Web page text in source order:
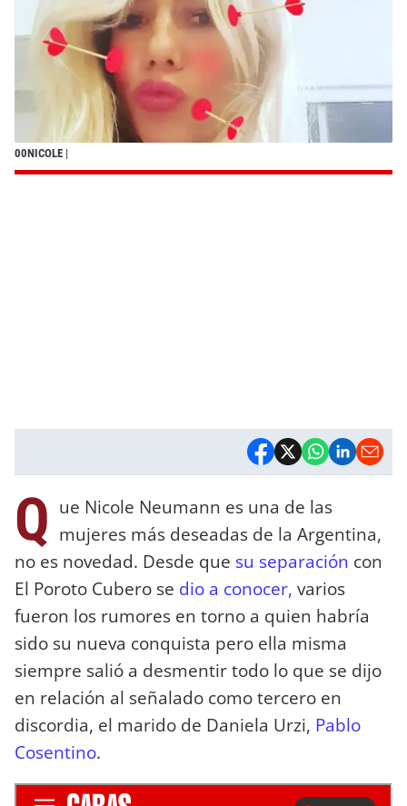
00NICOLE |
Q ue Nicole Neumann es una de las
mujeres más deseadas de la Argentina,
no es novedad. Desde que su separación con
El Poroto Cubero se dio a conocer, varios
fueron los rumores en torno a quien habría
sido su nueva conquista pero ella misma
siempre salió a desmentir todo lo que se dijo
en relación al señalado como tercero en
discordia, el marido de Daniela Urzi, Pablo
Cosentino.